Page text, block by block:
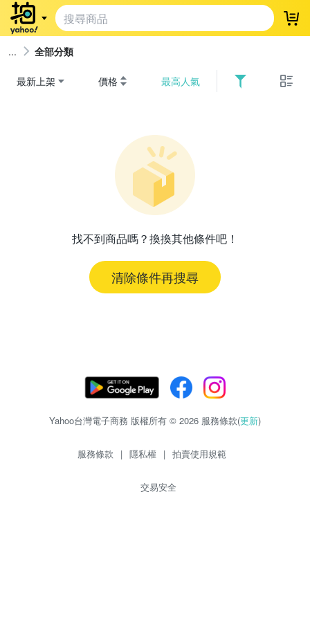
登
全部分類
最新上架 價格 最高人氣
找不到商品嗎？換換其他條件吧！
清除條件再搜尋
Yahoo台灣電子商務 版權所有 © 2026 服務條款(更新)
服務條款 | 隱私權 | 拍賣使用規範
交易安全